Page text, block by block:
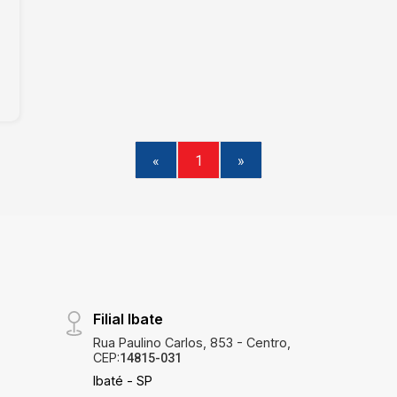
« 1 »
Filial Ibate
Rua Paulino Carlos, 853 - Centro,
CEP:14815-031
Ibaté - SP